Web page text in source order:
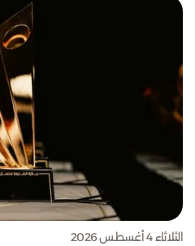
الثلاثاء 4 أغسطس 2026